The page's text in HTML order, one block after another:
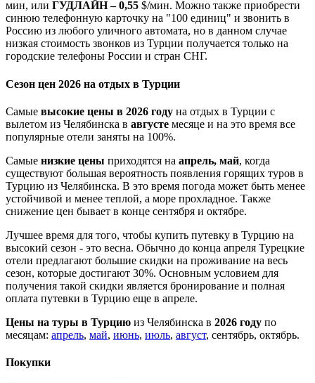
мин, или ГУДЛАЙН – 0,55 $/мин. Можно также приобрести
синюю телефонную карточку на "100 единиц" и звонить в
Россию из любого уличного автомата, но в данном случае
низкая стоимость звонков из Турции получается только на
городские телефоны России и стран СНГ.
Сезон цен 2026 на отдых в Турции
Самые высокие цены в 2026 году на отдых в Турции с
вылетом из Челябинска в августе месяце и на это время все
популярные отели заняты на 100%.
Самые низкие цены приходятся на апрель, май, когда
существуют большая вероятность появления горящих туров в
Турцию из Челябинска. В это время погода может быть менее
устойчивой и менее теплой, а море прохладное. Также
снижение цен бывает в конце сентября и октябре.
Лучшее время для того, чтобы купить путевку в Турцию на
высокий сезон - это весна. Обычно до конца апреля Турецкие
отели предлагают большие скидки на проживание на весь
сезон, которые достигают 30%. Основным условием для
получения такой скидки является бронирование и полная
оплата путевки в Турцию еще в апреле.
Цены на туры в Турцию из Челябинска в 2026 году по
месяцам: апрель, май, июнь, июль, август, сентябрь, октябрь.
Покупки